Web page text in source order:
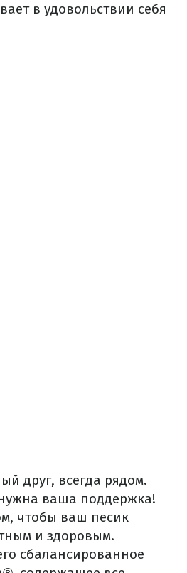
в удовольствии себя
друг, всегда рядом.
ваша поддержка!
, чтобы ваш песик
и здоровым.
сбалансированное